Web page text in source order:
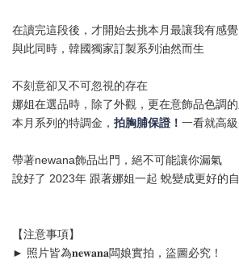
在讀完這段後，才開始去挑本月最讓我有感
與此同時，韓國獨家訂製系列油然而生
不刻意卻又不可忽視的存在
娜姐在選品時，除了外觀，更在意飾品色調的
本月系列的特調金， 拍胸脯保證！ 一看就高級
帶著newana飾品出門，絕不可能讓你漏氣
說好了 2023年 跟著娜姐一起 蛻變成更好的
【注意事項】
► 照片皆為𝐧𝐞𝐰𝐚𝐧𝐚闆娘實拍，盜圖必究！